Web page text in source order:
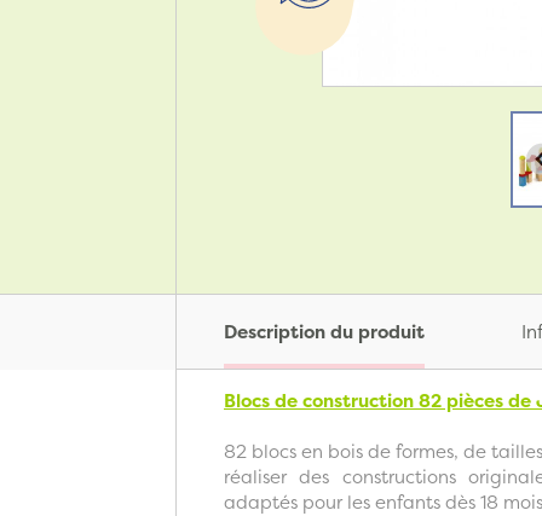
Description du produit
Blocs de construction 82 pièces de
82 blocs en bois de formes, de
réaliser des constructions
adaptés pour les enfants dès 18